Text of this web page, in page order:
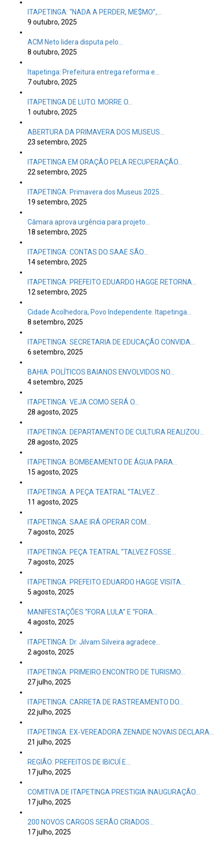
ITAPETINGA: “NADA A PERDER, ME$MO”,…
9 outubro, 2025
ACM Neto lidera disputa pelo…
8 outubro, 2025
Itapetinga: Prefeitura entrega reforma e…
7 outubro, 2025
ITAPETINGA DE LUTO. MORRE O…
1 outubro, 2025
ABERTURA DA PRIMAVERA DOS MUSEUS…
23 setembro, 2025
ITAPETINGA EM ORAÇÃO PELA RECUPERAÇÃO…
22 setembro, 2025
ITAPETINGA: Primavera dos Museus 2025…
19 setembro, 2025
Câmara aprova urgência para projeto…
18 setembro, 2025
ITAPETINGA: CONTAS DO SAAE SÃO…
14 setembro, 2025
ITAPETINGA: PREFEITO EDUARDO HAGGE RETORNA…
12 setembro, 2025
Cidade Acolhedora, Povo Independente. Itapetinga…
8 setembro, 2025
ITAPETINGA: SECRETARIA DE EDUCAÇÃO CONVIDA…
6 setembro, 2025
BAHIA: POLÍTICOS BAIANOS ENVOLVIDOS NO…
4 setembro, 2025
ITAPETINGA: VEJA COMO SERÁ O…
28 agosto, 2025
ITAPETINGA: DEPARTAMENTO DE CULTURA REALIZOU…
28 agosto, 2025
ITAPETINGA: BOMBEAMENTO DE ÁGUA PARA…
15 agosto, 2025
ITAPETINGA: A PEÇA TEATRAL “TALVEZ…
11 agosto, 2025
ITAPETINGA: SAAE IRÁ OPERAR COM…
7 agosto, 2025
ITAPETINGA: PEÇA TEATRAL “TALVEZ FOSSE…
7 agosto, 2025
ITAPETINGA: PREFEITO EDUARDO HAGGE VISITA…
5 agosto, 2025
MANIFESTAÇÕES “FORA LULA” E “FORA…
4 agosto, 2025
ITAPETINGA: Dr. Jilvam Silveira agradece…
2 agosto, 2025
ITAPETINGA: PRIMEIRO ENCONTRO DE TURISMO…
27 julho, 2025
ITAPETINGA: CARRETA DE RASTREAMENTO DO…
22 julho, 2025
ITAPETINGA: EX-VEREADORA ZENAIDE NOVAIS DECLARA…
21 julho, 2025
REGIÃO: PREFEITOS DE IBICUÍ E…
17 julho, 2025
COMITIVA DE ITAPETINGA PRESTIGIA INAUGURAÇÃO…
17 julho, 2025
200 NOVOS CARGOS SERÃO CRIADOS…
17 julho, 2025